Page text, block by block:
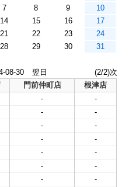
7 8 9
10
14 15 16
17
21 22 23
24
28 29 30 31
08-30 翌日
(2/2)次
門前仲町店
根津店
-
-
-
-
-
-
-
-
-
-
-
-
-
-